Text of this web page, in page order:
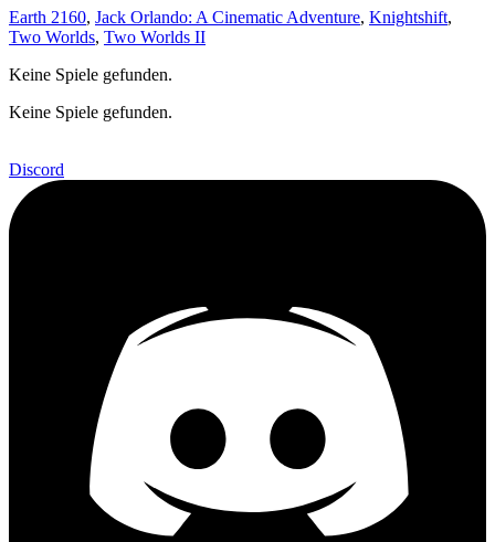
Earth 2160, Jack Orlando: A Cinematic Adventure, Knightshift,
Two Worlds, Two Worlds II
Keine Spiele gefunden.
Keine Spiele gefunden.
Discord